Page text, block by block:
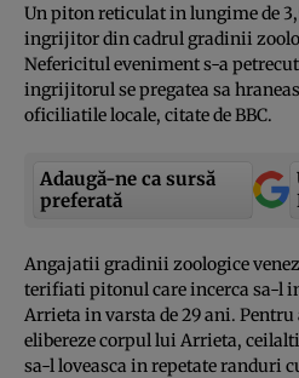
Un piton reticulat in lungime de
ingrijitor din cadrul gradinii
Nefericitul eveniment s-a
ingrijitorul se pregatea sa
oficiliatile locale, citate de BBC.
Adaugă-ne ca sursă
preferată
Angajatii gradinii zoologice
terifiati pitonul care incerca sa-l
Arrieta in varsta de 29 ani. Pentru
elibereze corpul lui Arrieta,
sa-l loveasca in repetate randuri